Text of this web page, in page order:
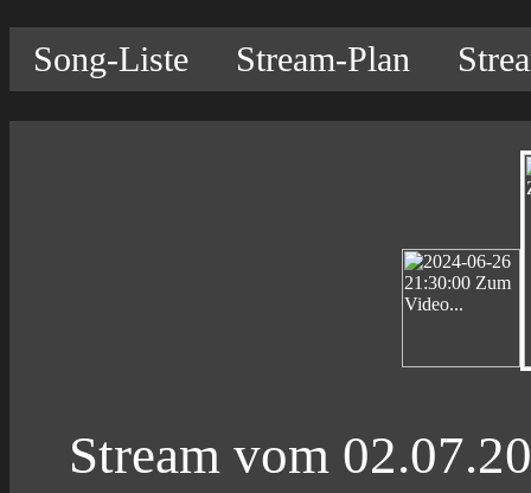
Song-Liste Stream-Plan
Stream vom